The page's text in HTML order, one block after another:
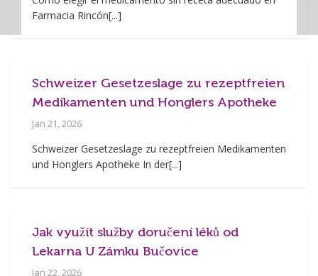
Farmacia Rincón[...]
Schweizer Gesetzeslage zu rezeptfreien
Medikamenten und Honglers Apotheke
Jan 21, 2026
Schweizer Gesetzeslage zu rezeptfreien Medikamenten
und Honglers Apotheke In der[...]
Jak využít služby doručení léků od
Lekarna U Zámku Bučovice
Jan 22, 2026